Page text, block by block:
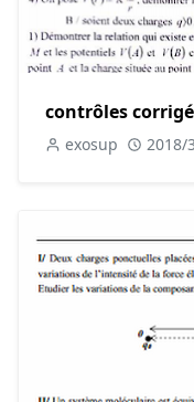
contrôles
exosup 2018/